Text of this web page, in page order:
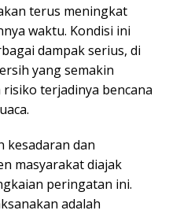
terus meningkat
waktu. Kondisi ini
dampak serius, di
yang semakin
terjadinya bencana
kesadaran dan
masyarakat diajak
peringatan ini.
adalah